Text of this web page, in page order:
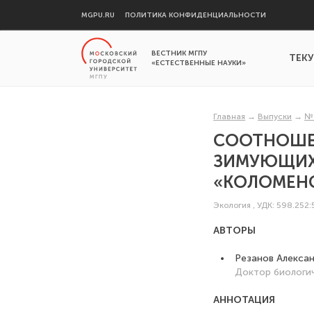
MGPU.RU ПОЛИТИКА КОНФИДЕНЦИАЛЬНОСТИ
ВЕСТНИК МГПУ
«ЕСТЕСТВЕННЫЕ НАУКИ»
Главная → Выпуски → №
ЗИМУЮЩИХ
Экология , УДК:
АВТОРЫ
Резанов
Доктор
АННОТАЦИЯ